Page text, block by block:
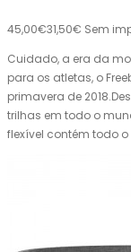
45,00€31,50€ Sem
Cuidado, a era da
para os atletas, o
primavera de
trilhas em todo o
flexível contém todo